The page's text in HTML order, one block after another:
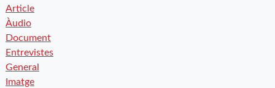
Article
Àudio
Document
Entrevistes
General
Imatge